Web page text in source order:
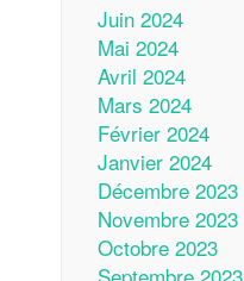
Juin 2024
Mai 2024
Avril 2024
Mars 2024
Février 2024
Janvier 2024
Décembre 2023
Novembre 2023
Octobre 2023